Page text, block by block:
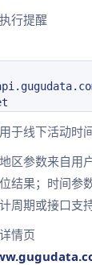
行提醒
于线下活动时
区参数来自用
结果；时间参
周期或接口支
情页